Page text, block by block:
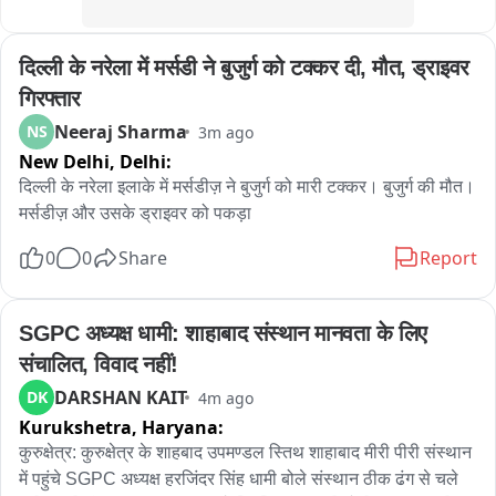
दिल्ली के नरेला में मर्सडी ने बुजुर्ग को टक्कर दी, मौत, ड्राइवर
गिरफ्तार
NS Neeraj Sharma 3m ago
New Delhi, Delhi:
दिल्ली के नरेला इलाके में मर्सडीज़ ने बुजुर्ग को मारी टक्कर। बुजुर्ग की मौत।
मर्सडीज़ और उसके ड्राइवर को पकड़ा
0 0 Share Report
SGPC अध्यक्ष धामी: शाहाबाद संस्थान मानवता के लिए
संचालित, विवाद नहीं!
DK DARSHAN KAIT 4m ago
Kurukshetra, Haryana:
कुरुक्षेत्र: कुरुक्षेत्र के शाहबाद उपमण्डल स्तिथ शाहाबाद मीरी पीरी संस्थान
में पहुंचे SGPC अध्यक्ष हरजिंदर सिंह धामी बोले संस्थान ठीक ढंग से चले